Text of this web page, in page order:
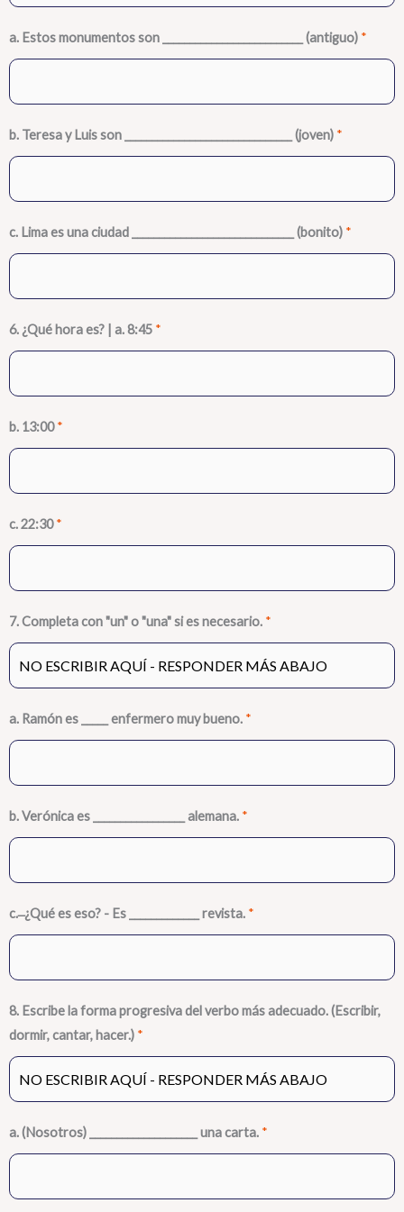
a. Estos monumentos son __________________________ (antiguo) *
b. Teresa y Luis son _______________________________ (joven) *
c. Lima es una ciudad ______________________________ (bonito) *
6. ¿Qué hora es? | a. 8:45 *
b. 13:00*
c. 22:30*
7. Completa con "un" o "una" si es necesario. *
a. Ramón es _____ enfermero muy bueno. *
b. Verónica es _________________ alemana. *
c. ̶ ¿Qué es eso? - Es _____________ revista. *
8. Escribe la forma progresiva del verbo más adecuado. (Escribir,
dormir, cantar, hacer.) *
a. (Nosotros) ____________________ una carta. *